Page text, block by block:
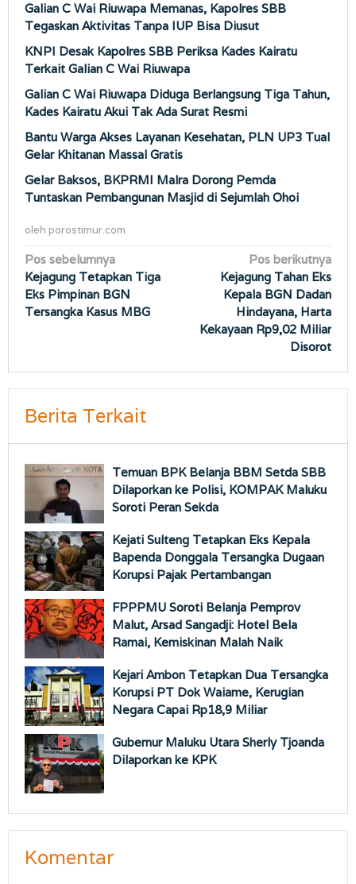
Galian C Wai Riuwapa Memanas, Kapolres SBB
Tegaskan Aktivitas Tanpa IUP Bisa Diusut
KNPI Desak Kapolres SBB Periksa Kades Kairatu
Terkait Galian C Wai Riuwapa
Galian C Wai Riuwapa Diduga Berlangsung Tiga Tahun,
Kades Kairatu Akui Tak Ada Surat Resmi
Bantu Warga Akses Layanan Kesehatan, PLN UP3 Tual
Gelar Khitanan Massal Gratis
Gelar Baksos, BKPRMI Malra Dorong Pemda
Tuntaskan Pembangunan Masjid di Sejumlah Ohoi
oleh porostimur.com
Navigasi
pos
Pos sebelumnya
Kejagung Tetapkan Tiga
Eks Pimpinan BGN
Tersangka Kasus MBG
Pos berikutnya
Kejagung Tahan Eks
Kepala BGN Dadan
Hindayana, Harta
Kekayaan Rp9,02 Miliar
Disorot
Berita Terkait
Temuan BPK Belanja BBM Setda SBB
Dilaporkan ke Polisi, KOMPAK Maluku
Soroti Peran Sekda
Kejati Sulteng Tetapkan Eks Kepala
Bapenda Donggala Tersangka Dugaan
Korupsi Pajak Pertambangan
FPPPMU Soroti Belanja Pemprov
Malut, Arsad Sangadji: Hotel Bela
Ramai, Kemiskinan Malah Naik
Kejari Ambon Tetapkan Dua Tersangka
Korupsi PT Dok Waiame, Kerugian
Negara Capai Rp18,9 Miliar
Gubernur Maluku Utara Sherly Tjoanda
Dilaporkan ke KPK
Komentar